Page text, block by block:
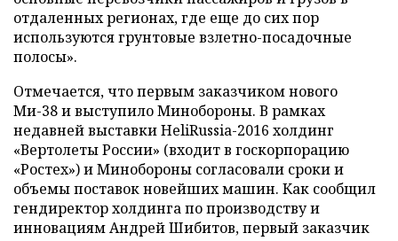
отдаленных регионах, где еще до сих пор
используются грунтовые взлетно-посадочные
полосы».
Отмечается, что первым заказчиком нового
Ми-38 и выступило Минобороны. В рамках
недавней выставки HeliRussia-2016 холдинг
«Вертолеты России» (входит в госкорпорацию
«Ростех») и Минобороны согласовали сроки и
объемы поставок новейших машин. Как сообщил
гендиректор холдинга по производству и
инновациям Андрей Шибитов, первый заказчик